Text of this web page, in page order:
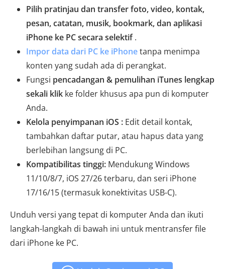
Pilih pratinjau dan transfer foto, video, kontak,
pesan, catatan, musik, bookmark, dan aplikasi
iPhone ke PC secara selektif.
Impor data dari PC ke iPhonetanpa menimpa
konten yang sudah ada di perangkat.
Fungsi pencadangan & pemulihan iTunes lengkap
sekali klik ke folder khusus apa pun di komputer
Anda.
Kelola penyimpanan iOS : Edit detail kontak,
tambahkan daftar putar, atau hapus data yang
berlebihan langsung di PC.
Kompatibilitas tinggi: Mendukung Windows
11/10/8/7, iOS 27/26 terbaru, dan seri iPhone
17/16/15 (termasuk konektivitas USB-C).
Unduh versi yang tepat di komputer Anda dan ikuti
langkah-langkah di bawah ini untuk mentransfer file
dari iPhone ke PC.